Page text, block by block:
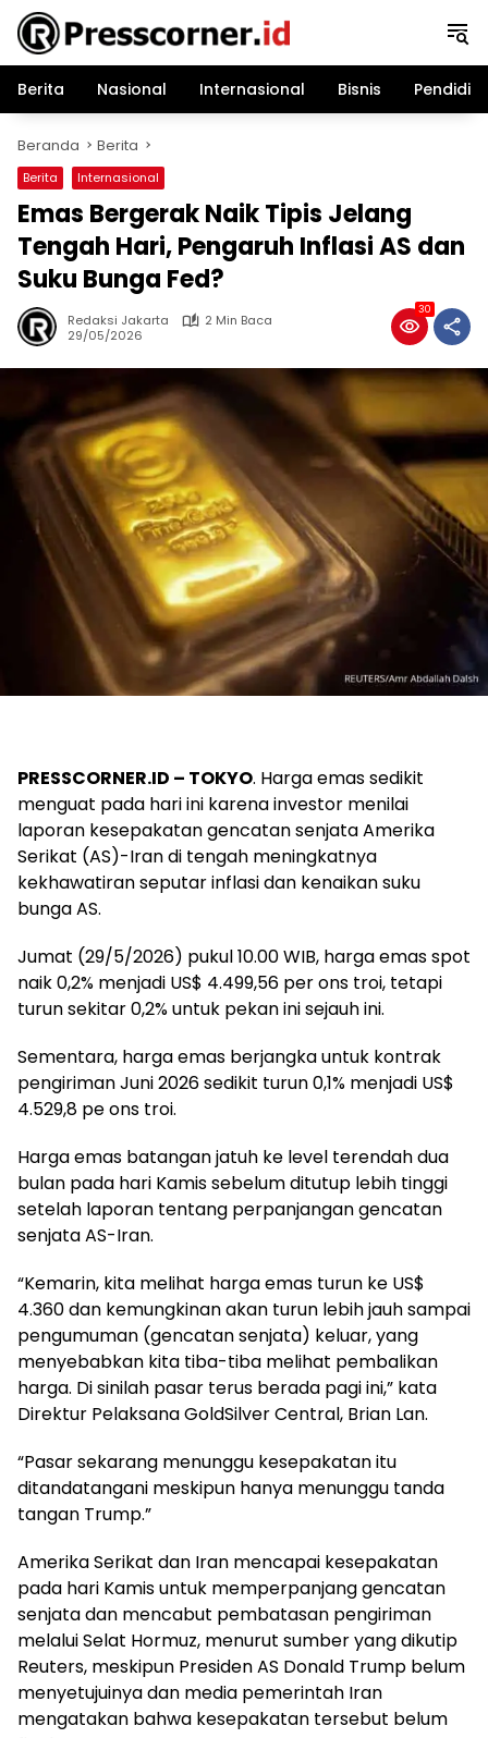
Langsung
konten
Berita
Nasional Internasional Bisnis
Beranda Berita
Berita Internasional
Emas Bergerak Naik Tipis Jelang
Tengah Hari, Pengaruh Inflasi AS dan
Suku Bunga Fed?
Redaksi Jakarta
2 Min Baca
29/05/2026
30
PRESSCORNER.ID – TOKYO. Harga emas sedikit
menguat pada hari ini karena investor menilai
laporan kesepakatan gencatan senjata Amerika
Serikat (AS)-Iran di tengah meningkatnya
kekhawatiran seputar inflasi dan kenaikan suku
bunga AS.
Jumat (29/5/2026) pukul 10.00 WIB, harga emas spot
naik 0,2% menjadi US$ 4.499,56 per ons troi, tetapi
turun sekitar 0,2% untuk pekan ini sejauh ini.
Sementara, harga emas berjangka untuk kontrak
pengiriman Juni 2026 sedikit turun 0,1% menjadi US$
4.529,8 pe ons troi.
Harga emas batangan jatuh ke level terendah dua
bulan pada hari Kamis sebelum ditutup lebih tinggi
setelah laporan tentang perpanjangan gencatan
senjata AS-Iran.
“Kemarin, kita melihat harga emas turun ke US$
4.360 dan kemungkinan akan turun lebih jauh sampai
pengumuman (gencatan senjata) keluar, yang
menyebabkan kita tiba-tiba melihat pembalikan
harga. Di sinilah pasar terus berada pagi ini,” kata
Direktur Pelaksana GoldSilver Central, Brian Lan.
“Pasar sekarang menunggu kesepakatan itu
ditandatangani meskipun hanya menunggu tanda
tangan Trump.”
Amerika Serikat dan Iran mencapai kesepakatan
pada hari Kamis untuk memperpanjang gencatan
senjata dan mencabut pembatasan pengiriman
melalui Selat Hormuz, menurut sumber yang dikutip
Reuters, meskipun Presiden AS Donald Trump belum
menyetujuinya dan media pemerintah Iran
mengatakan bahwa kesepakatan tersebut belum